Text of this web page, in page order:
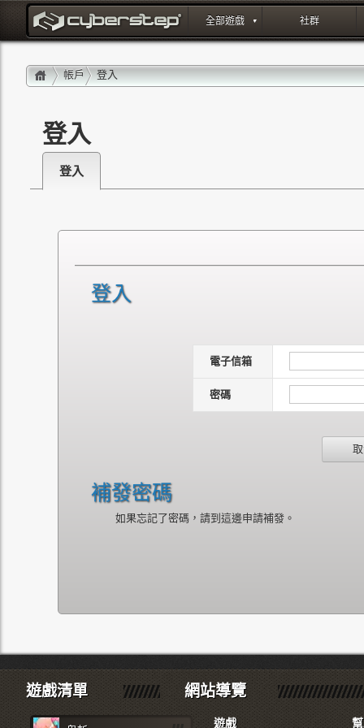
全部遊戲 社群
登入
帳戶 登入
登入
登入
電子信箱
密碼
補發密碼
如果忘記了密碼，請到這邊申請補發。
遊戲清單 網站導覽
遊戲